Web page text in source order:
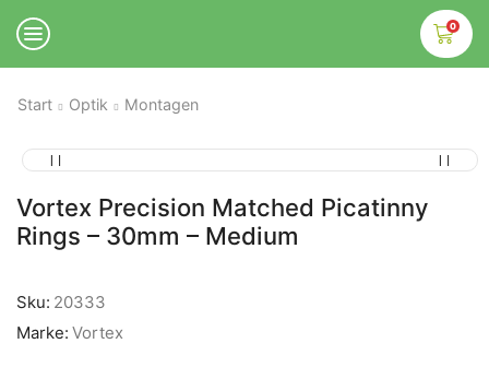
0
Start Optik Montagen
Vortex Precision Matched Picatinny
Rings – 30mm – Medium
Sku: 20333
Marke: Vortex